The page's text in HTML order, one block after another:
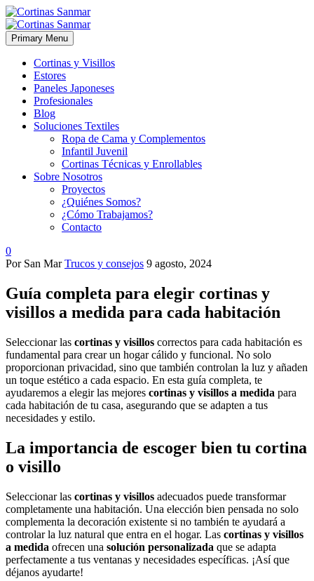
Primary Menu
Cortinas y Visillos
Estores
Paneles Japoneses
Profesionales
Blog
Soluciones Textiles
Ropa de Cama y Complementos
Infantil Juvenil
Cortinas Técnicas y Enrollables
Sobre Nosotros
Proyectos
¿Quiénes Somos?
¿Cómo Trabajamos?
Contacto
0
Por San Mar Trucos y consejos 9 agosto, 2024
Guía completa para elegir cortinas y
visillos a medida para cada habitación
Seleccionar las cortinas y visillos correctos para cada habitación es
fundamental para crear un hogar cálido y funcional. No solo
proporcionan privacidad, sino que también controlan la luz y añaden
un toque estético a cada espacio. En esta guía completa, te
ayudaremos a elegir las mejores cortinas y visillos a medida para
cada habitación de tu casa, asegurando que se adapten a tus
necesidades y estilo.
La importancia de escoger bien tu cortina
o visillo
Seleccionar las cortinas y visillos adecuados puede transformar
completamente una habitación. Una elección bien pensada no solo
complementa la decoración existente si no también te ayudará a
controlar la luz natural que entra en el hogar. Las cortinas y visillos
a medida ofrecen una solución personalizada que se adapta
perfectamente a tus ventanas y necesidades específicas. ¡Así que
déjanos ayudarte!